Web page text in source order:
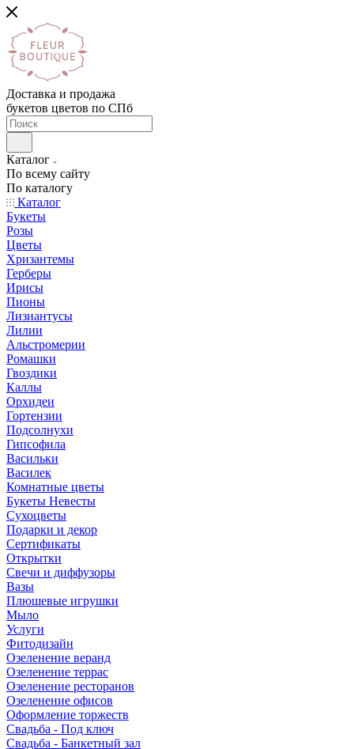
Доставка и продажа
букетов цветов по СПб
Каталог
По всему сайту
По каталогу
Каталог
Букеты
Розы
Цветы
Хризантемы
Герберы
Ирисы
Пионы
Лизиантусы
Лилии
Альстромерии
Ромашки
Гвоздики
Каллы
Орхидеи
Гортензии
Подсолнухи
Гипсофила
Васильки
Василек
Комнатные цветы
Букеты Невесты
Сухоцветы
Подарки и декор
Сертификаты
Открытки
Свечи и диффузоры
Вазы
Плюшевые игрушки
Мыло
Услуги
Фитодизайн
Озеленение веранд
Озеленение террас
Озеленение ресторанов
Озеленение офисов
Оформление торжеств
Свадьба - Под ключ
Свадьба - Банкетный зал